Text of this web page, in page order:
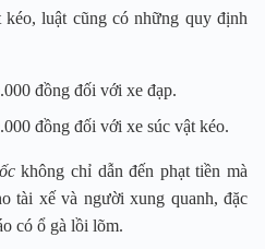
luật cũng có những quy định
đồng đối với xe đạp.
đồng đối với xe súc vật kéo.
không chỉ dẫn đến phạt tiền mà
tài xế và người xung quanh, đặc
có ổ gà lồi lõm.